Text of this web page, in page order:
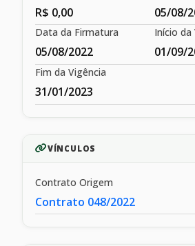
R$ 0,00 05/08/
Data da Firmatura
05/08/2022
Início da
01/09/
Fim da Vigência
31/01/2023
VÍNCULOS
Contrato Origem
Contrato 048/2022